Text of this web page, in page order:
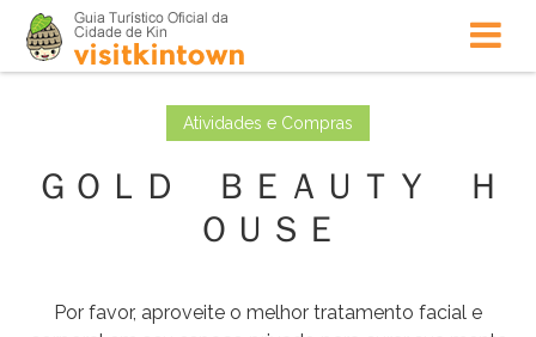
Atividades e Compras
ＧＯＬＤ ＢＥＡＵＴＹ Ｈ
ＯＵＳＥ
Por favor, aproveite o melhor tratamento facial e